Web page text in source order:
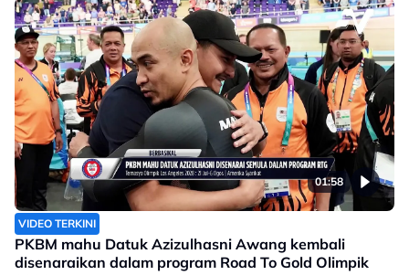
01:58
VIDEO TERKINI
PKBM mahu Datuk Azizulhasni Awang kembali
disenaraikan dalam program Road To Gold Olimpik